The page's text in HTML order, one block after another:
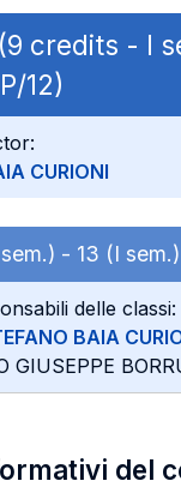
(9 credits - I
12)
CURIONI
- 13 (I sem.)
delle classi:
BAIA
GIUSEPPE
del